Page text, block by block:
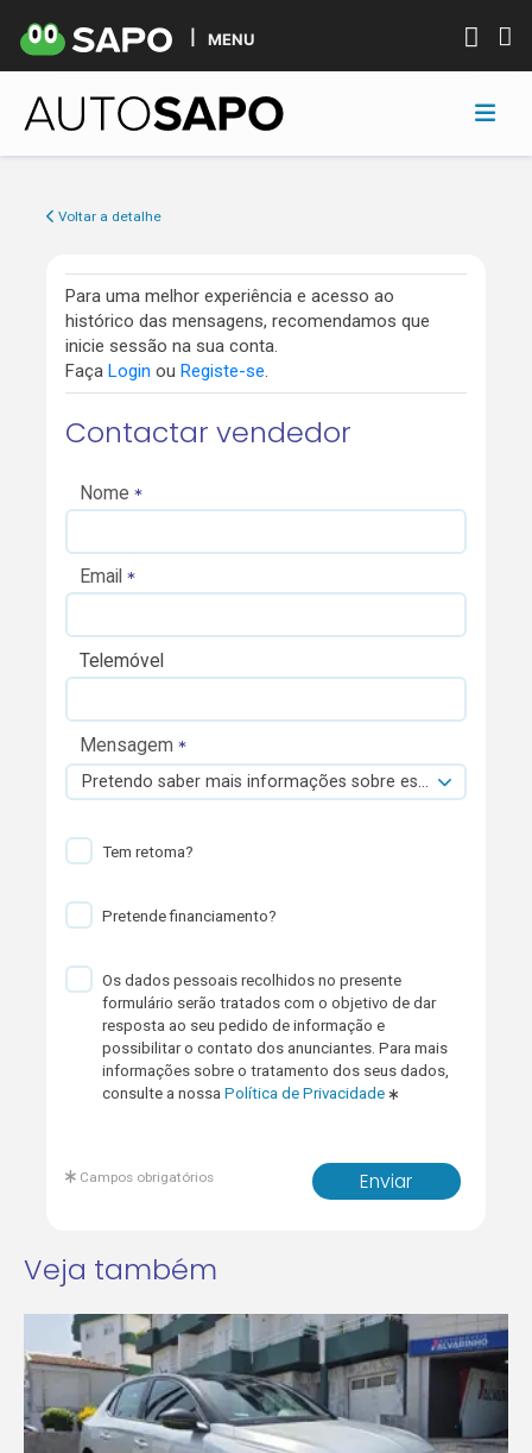
MENU
Voltar a detalhe
Para uma melhor experiência e acesso ao
histórico das mensagens, recomendamos que
inicie sessão na sua conta.
Faça Login ou Registe-se.
Contactar vendedor
Nome
Email
Telemóvel
Mensagem
Pretendo saber mais informações sobre esta viatura.
Tem retoma?
Pretende financiamento?
Os dados pessoais recolhidos no presente
formulário serão tratados com o objetivo de dar
resposta ao seu pedido de informação e
possibilitar o contato dos anunciantes. Para mais
informações sobre o tratamento dos seus dados,
consulte a nossaPolítica de Privacidade
Enviar
Campos obrigatórios
Veja também